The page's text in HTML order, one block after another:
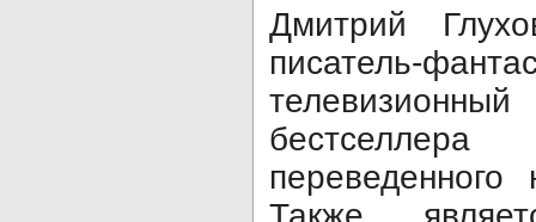
Дмитрий
писатель-